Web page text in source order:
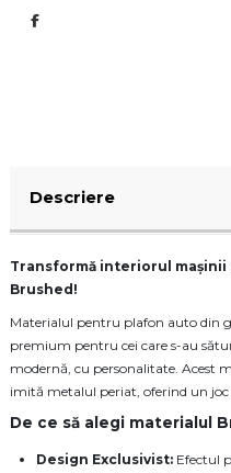
Descriere
Transformă interiorul
Brushed!
Materialul pentru plafon auto din
premium pentru cei care s-au
modernă, cu personalitate. Acest
imită metalul periat, oferind un
De ce să alegi materialul
Design Exclusivist: Efectul